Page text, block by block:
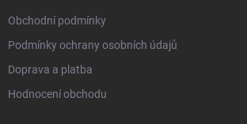
Obchodní podmínky
Podmínky ochrany osobních údajů
Doprava a platba
Hodnocení obchodu